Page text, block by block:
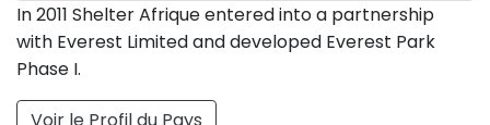
In 2011 Shelter Afrique entered into a partnership
with Everest Limited and developed Everest Park
Phase I.